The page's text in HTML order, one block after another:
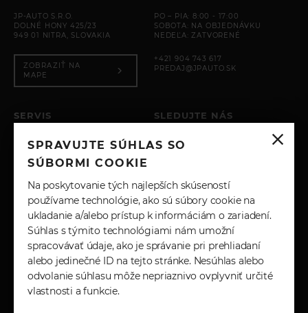
SPRAVUJTE SÚHLAS SO
SÚBORMI COOKIE
Na poskytovanie tých najlepších skúseností
používame technológie, ako sú súbory cookie na
ukladanie a/alebo prístup k informáciám o zariadení.
Súhlas s týmito technológiami nám umožní
spracovávať údaje, ako je správanie pri prehliadaní
alebo jedinečné ID na tejto stránke. Nesúhlas alebo
odvolanie súhlasu môže nepriaznivo ovplyvniť určité
vlastnosti a funkcie.
JP-AUTO S.R.O.
DOLNÉ HONY 425/23
949 01 NITRA, SLOVAKIA
ZOBRAZIŤ NA
MAPE
PO – PIA: 8:00 - 17:00
SOBOTA: NA OBJEDNÁVKU
NEDEĽA: ZATVORENÉ
+421 904 743 617
PREDAJ@JPAUTO.SK
SERVIS
PO – PIA: 8:00 - 17:00
SOBOTA: ZATVORENÉ
NEDEĽA: ZATVORENÉ
+421 904 743 617
SERVIS@JPAUTO.SK
SLEDUJTE NÁS
FACEBOOK
LINKEDIN
YOUTUBE